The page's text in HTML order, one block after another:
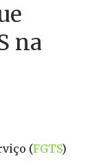
na
(FGTS)